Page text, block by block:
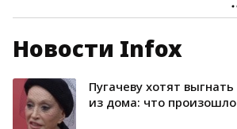
Новости Infox
Пугачеву хотят выгнать
из дома: что произошло